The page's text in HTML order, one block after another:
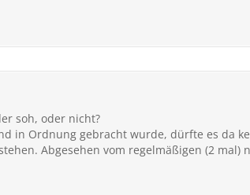
soh, oder nicht?
in Ordnung gebracht wurde, dürfte es da
Abgesehen vom regelmäßigen (2 mal)